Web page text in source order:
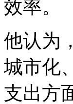
效率。
他认为
城市化
支出方